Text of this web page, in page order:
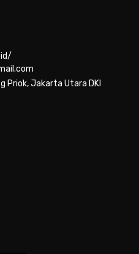
Priok, Jakarta Utara DKI